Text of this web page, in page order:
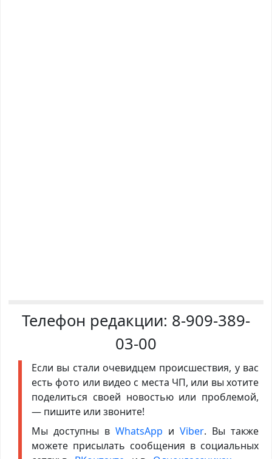
Телефон редакции: 8-909-389-
03-00
Если вы стали очевидцем происшествия, у вас
есть фото или видео с места ЧП, или вы хотите
поделиться своей новостью или проблемой,
— пишите или звоните!
Мы доступны в WhatsApp иViber. Вы также
можете присылать сообщения в социальных